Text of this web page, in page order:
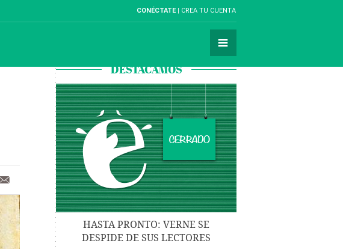
CONÉCTATE CREA TU CUENTA
DESTACAMOS
HASTA PRONTO: VERNE SE
DESPIDE DE SUS LECTORES